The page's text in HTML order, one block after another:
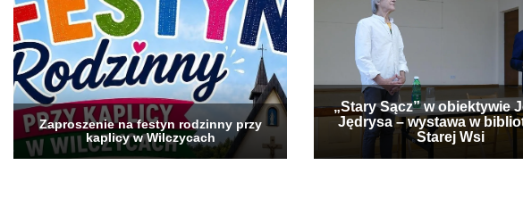
Zaproszenie na festyn rodzinny przy
kaplicy w Wilczycach
„Stary Sącz” w obiektywie
Jędrysa – wystawa w
Starej Wsi